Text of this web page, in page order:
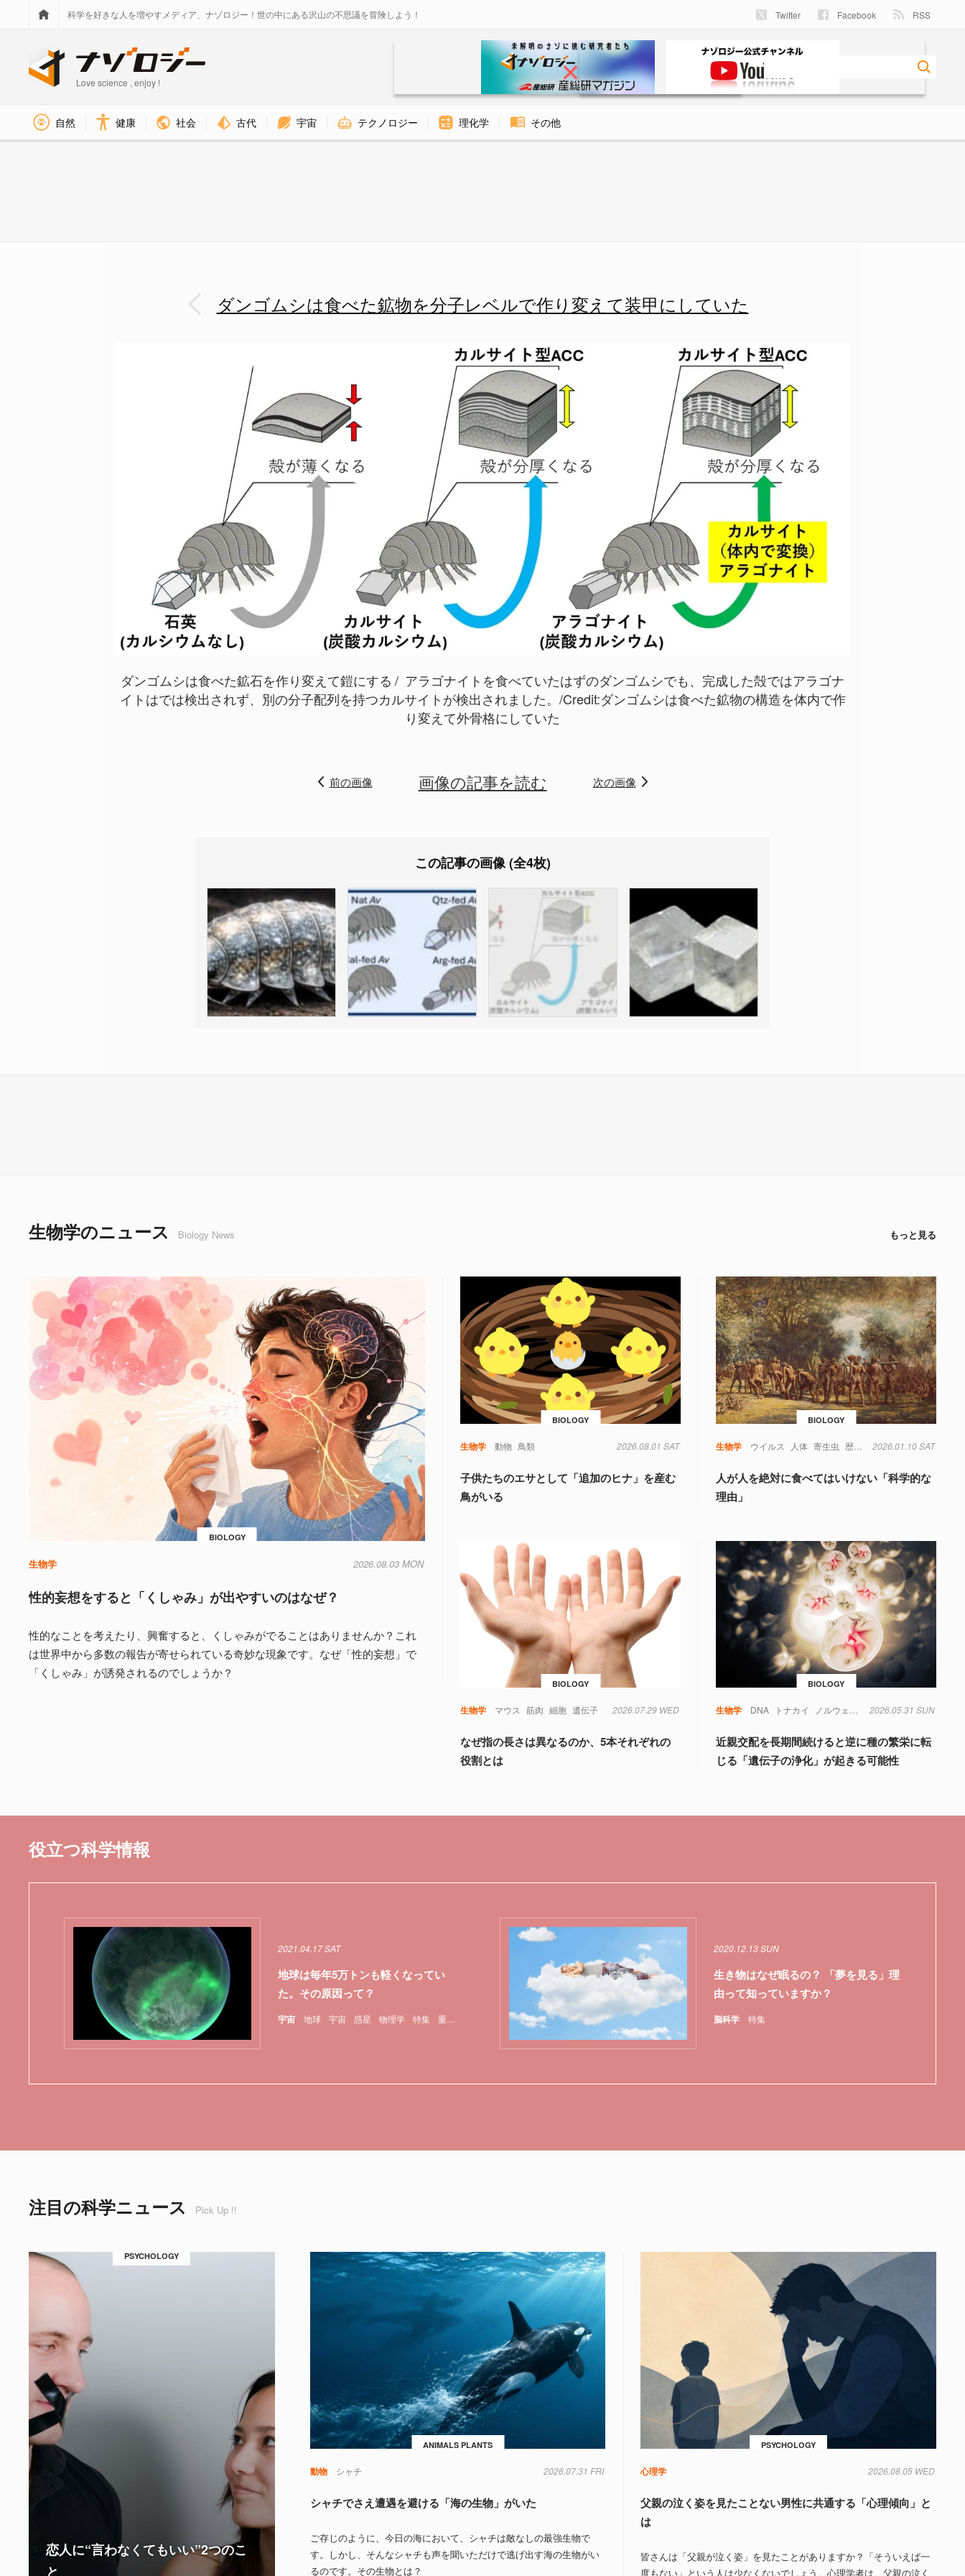
科学を好きな人を増やすメディア、ナゾロジー！世の中にある沢山の不思議を冒険しよう！ Twitter Facebook RSS
Love science , enjoy !
自然 健康 社会 古代 宇宙 テクノロジー 理化学 その他
ダンゴムシは食べた鉱物を分子レベルで作り変えて装甲にしていた
ダンゴムシは食べた鉱石を作り変えて鎧にする
アラゴナイトを食べていたはずのダンゴムシでも、完成した殻ではアラゴナ
イトはでは検出されず、別の分子配列を持つカルサイトが検出されました。/Credit:ダンゴムシは食べた鉱物の構造を体内で作
り変えて外骨格にしていた
前の画像 画像の記事を読む 次の画像
この記事の画像 (全4枚)
生物学のニュース Biology News もっと見る
BIOLOGY
生物学 2026.08.03 MON
性的妄想をすると「くしゃみ」が出やすいのはなぜ？
性的なことを考えたり、興奮すると、くしゃみがでることはありませんか？これ
は世界中から多数の報告が寄せられている奇妙な現象です。なぜ「性的妄想」で
「くしゃみ」が誘発されるのでしょうか？
BIOLOGY
生物学 動物 鳥類 2026.08.01 SAT
子供たちのエサとして「追加のヒナ」を産む
鳥がいる
BIOLOGY
生物学 ウイルス 人体 寄生虫 歴史 考古学
2026.01.10 SAT
人が人を絶対に食べてはいけない「科学的な
理由」
BIOLOGY
生物学 マウス 筋肉 細胞 遺伝子 2026.07.29 WED
なぜ指の長さは異なるのか、5本それぞれの
役割とは
BIOLOGY
生物学 DNA トナカイ ノルウェー 絶滅 遺伝子
2026.05.31 SUN
近親交配を長期間続けると逆に種の繁栄に転
じる「遺伝子の浄化」が起きる可能性
役立つ科学情報
宇宙 地球 宇宙 惑星 物理学 特集 重力
2021.04.17 SAT
地球は毎年5万トンも軽くなってい
た。その原因って？
脳科学 特集
2020.12.13 SUN
生き物はなぜ眠るの？ 「夢を見る」理
由って知っていますか？
注目の科学ニュース Pick Up !!
PSYCHOLOGY
恋人に“言わなくてもいい”2つのこ
と
ANIMALS PLANTS
動物 シャチ 2026.07.31 FRI
シャチでさえ遭遇を避ける「海の生物」がいた
ご存じのように、今日の海において、シャチは敵なしの最強生物で
す。しかし、そんなシャチも声を聞いただけで逃げ出す海の生物がい
るのです。その生物とは？
PSYCHOLOGY
心理学 2026.08.05 WED
父親の泣く姿を見たことない男性に共通する「心理傾向」と
は
皆さんは「父親が泣く姿」を見たことがありますか？「そういえば一
度もない」という人は少なくないでしょう。心理学者は、父親の泣く